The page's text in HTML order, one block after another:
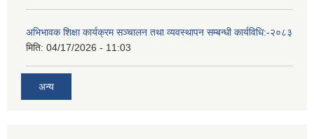
अभिभावक शिक्षा कार्यक्रम सञ्चालन तथा व्यवस्थापन सम्बन्धी कार्यविधि:-२०८३
मिति: 04/17/2026 - 11:03
अन्य